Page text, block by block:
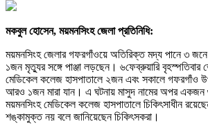
মকবুল হোসেন, ময়মনসিংহ জেলা প্রতিনিধি:
ময়মনসিংহ জেলার গফরগাঁওয়ে অতিরিক্ত মদ্য পানে ৩
১জন মৃত্যুর সঙ্গে পাঞ্জা লড়ছেন। ৬ফেব্রুয়ারি বৃহস্পতিবার
মেডিকেল কলেজ হাসপাতালে ২জন এবং সকালে গফরগাঁও
আরও ১জন মারা যান। এ ঘটনায় মাসুদ নামের অপর
ময়মনসিংহ মেডিকেল কলেজ হাসপাতালে চিকিৎসাধীন
শঙ্কামুক্ত নয় বলে জানিয়েছেন চিকিৎসকরা।